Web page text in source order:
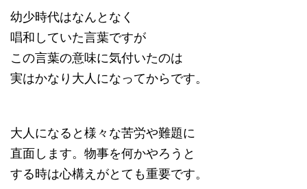
幼少時代はなんとなく
唱和していた言葉ですが
この言葉の意味に気付いたのは
実はかなり大人になってからです。
大人になると様々な苦労や難題に
直面します。物事を何かやろうと
する時は心構えがとても重要です。